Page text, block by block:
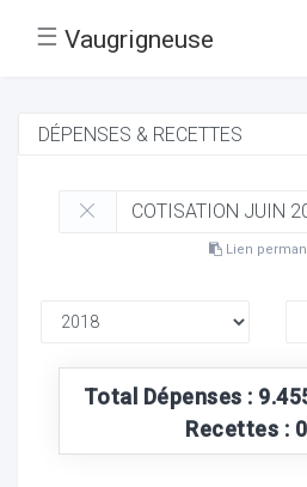
☰ Vaugrigneuse
Lien
Total Dépenses :
Recettes :